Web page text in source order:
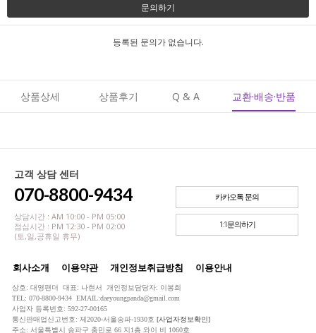
문의하기
등록된 문의가 없습니다.
상품상세 상품후기 Q & A 교환·배송·반품
고객 상담 센터
070-8800-9434
상담시간 : AM 10:00 - PM 05:00
점심시간 : PM 12:30 - PM 02:00
(토,일,공휴일 휴무)
카카오톡 문의
1:1문의하기
회사소개 이용약관 개인정보취급방침 이용안내
상호: 대영팬더 대표: 나현서 개인정보담당자: 이봉희
TEL: 070-8800-9434 EMAIL:daeyoungpanda@gmail.com
사업자 등록번호: 592-27-00165
통신판매업신고번호: 제2020-서울송파-1930호 [사업자정보확인]
주소: 서울특별시 송파구 충민로 66 지1층 와이 비 1060호